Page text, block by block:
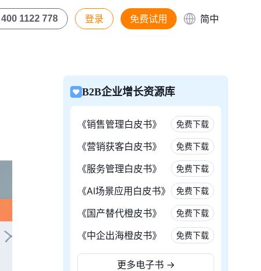
400 1122 778 登录 免费试用 简中
B2B企业增长资源库
《销售管理白皮书》 免费下载
《营销获客白皮书》 免费下载
《服务管理白皮书》 免费下载
《AI场景应用白皮书》 免费下载
《国产替代橙皮书》 免费下载
《中企出海橙皮书》 免费下载
更多电子书 →